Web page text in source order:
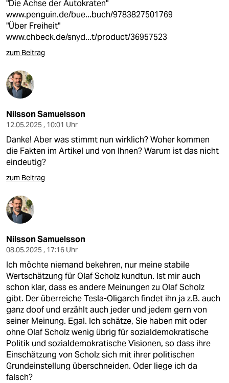
"Die Achse der Autokraten"
www.penguin.de/bue...buch/9783827501769
"Über Freiheit"
www.chbeck.de/snyd...t/product/36957523
zum Beitrag
Nilsson Samuelsson
12.05.2025 , 10:01 Uhr
Danke! Aber was stimmt nun wirklich? Woher kommen
die Fakten im Artikel und von Ihnen? Warum ist das nicht
eindeutig?
zum Beitrag
Nilsson Samuelsson
08.05.2025 , 17:16 Uhr
Ich möchte niemand bekehren, nur meine stabile
Wertschätzung für Olaf Scholz kundtun. Ist mir auch
schon klar, dass es andere Meinungen zu Olaf Scholz
gibt. Der überreiche Tesla-Oligarch findet ihn ja z.B. auch
ganz doof und erzählt auch jeder und jedem gern von
seiner Meinung. Egal. Ich schätze, Sie haben mit oder
ohne Olaf Scholz wenig übrig für sozialdemokratische
Politik und sozialdemokratische Visionen, so dass ihre
Einschätzung von Scholz sich mit ihrer politischen
Grundeinstellung überschneiden. Oder liege ich da
falsch?